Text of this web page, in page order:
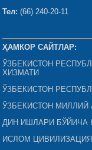
Тел: (66) 240-20-11
ҲАМКОР САЙТЛАР:
ЎЗБЕКИСТОН
ХИЗМАТИ
ЎЗБЕКИСТОН
ЎЗБЕКИСТОН МИЛЛИЙ
ДИН ИШЛАРИ БЎЙИЧА
ИСЛОМ